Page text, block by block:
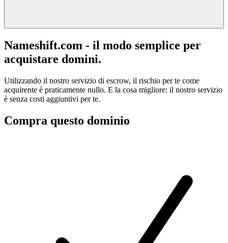
Nameshift.com - il modo semplice per
acquistare domini.
Utilizzando il nostro servizio di escrow, il rischio per te come
acquirente è praticamente nullo. E la cosa migliore: il nostro servizio
è senza costi aggiuntivi per te.
Compra questo dominio